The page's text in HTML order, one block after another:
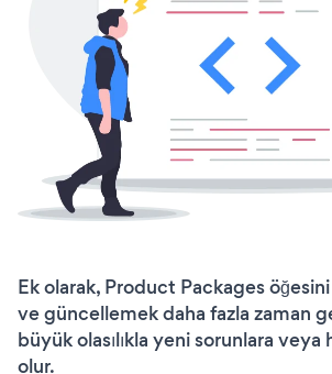
Ek olarak, Product Packages
ve güncellemek daha fazla zaman
büyük olasılıkla yeni sorunlara veya
olur.